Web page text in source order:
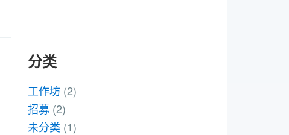
分类
工作坊 (2)
招募 (2)
未分类 (1)